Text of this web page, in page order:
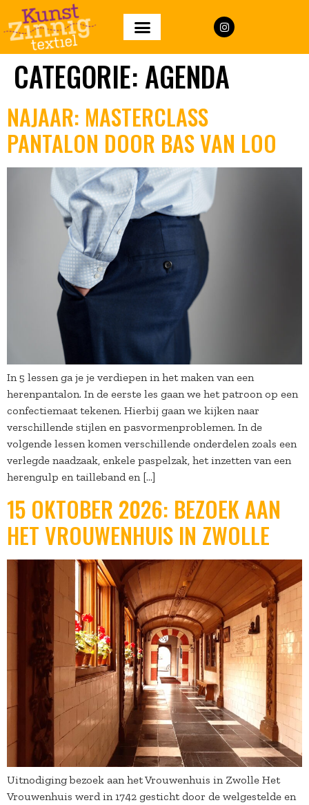
CATEGORIE:AGENDA
NAJAAR: MASTERCLASS
PANTALON DOOR BAS VAN LOO
In 5 lessen ga je je verdiepen in het maken van een
herenpantalon. In de eerste les gaan we het patroon op een
confectiemaat tekenen. Hierbij gaan we kijken naar
verschillende stijlen en pasvormenproblemen. In de
volgende lessen komen verschillende onderdelen zoals een
verlegde naadzaak, enkele paspelzak, het inzetten van een
herengulp en tailleband en […]
15 OKTOBER 2026: BEZOEK AAN
HET VROUWENHUIS IN ZWOLLE
Uitnodiging bezoek aan het Vrouwenhuis in Zwolle Het
Vrouwenhuis werd in 1742 gesticht door de welgestelde en